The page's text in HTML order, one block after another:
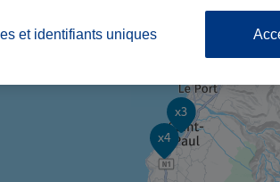
x3
x4
et identifiants uniques